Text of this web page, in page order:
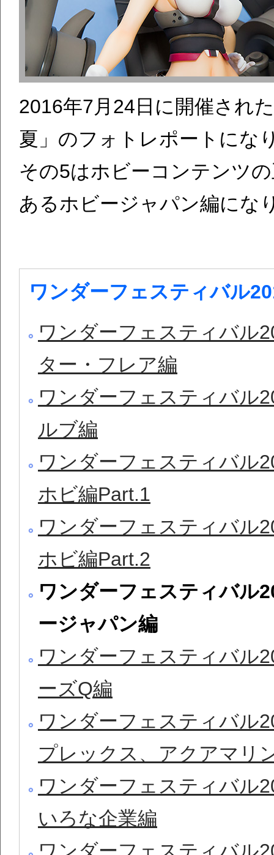
2016年7月24日に開催され
夏」のフォトレポートにな
その5はホビーコンテンツ
あるホビージャパン編にな
ワンダーフェスティバル
ワンダーフェスティバル
ター・フレア編
ワンダーフェスティバル
ルブ編
ワンダーフェスティバル
ホビ編Part.1
ワンダーフェスティバル
ホビ編Part.2
ワンダーフェスティバル
ージャパン編
ワンダーフェスティバル
ーズQ編
ワンダーフェスティバル
プレックス、アクアマリ
ワンダーフェスティバル
いろな企業編